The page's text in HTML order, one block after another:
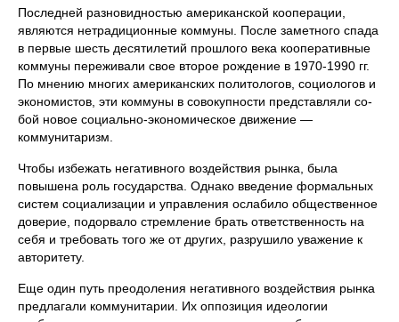
Последней разновидностью американской кооперации,
являются нетрадиционные коммуны. После заметного спада
в первые шесть десятилетий прошлого ве­ка кооперативные
коммуны переживали свое второе рождение в 1970-1990 гг.
По мнению многих американских политологов, социо­логов и
экономистов, эти коммуны в совокупности представляли со­
бой новое социально-экономическое движение —
коммунитаризм.
Чтобы избежать негативного воздействия рынка, была
повышена роль государства. Однако введение формальных
систем социализации и управления ослабило общественное
доверие, подорвало стремление брать ответственность на
себя и требовать того же от других, разру­шило уважение к
авторитету.
Еще один путь преодоления негативного воздействия рынка
пред­лагали коммунитарии. Их оппозиция идеологии